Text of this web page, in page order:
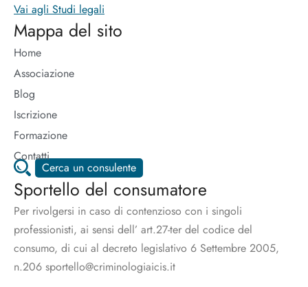
Vai agli Studi legali
Mappa del sito
Home
Associazione
Blog
Iscrizione
Formazione
Contatti
Cerca un consulente
Sportello del consumatore
Per rivolgersi in caso di contenzioso con i singoli
professionisti, ai sensi dell’ art.27-ter del codice del
consumo, di cui al decreto legislativo 6 Settembre 2005,
n.206 sportello@criminologiaicis.it